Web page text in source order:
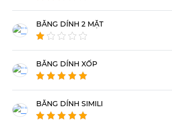
BĂNG DÍNH 2 MẶT
BĂNG DÍNH XỐP
BĂNG DÍNH SIMILI